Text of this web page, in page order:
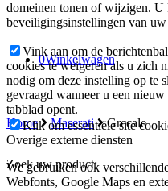
0Winkelwagen
Home Maserati Grecale
Zoek uw product:
domeinen tonen of wijzigen. U
beveiligingsinstellingen van uw
Vink aan om de
cookies te weigeren als u zich
nodig om deze instelling op te
gevraagd wanneer u een
tabblad opent.
Klik om essentiële site
Overige externe diensten
We gebruiken ook
Webfonts, Google Maps en